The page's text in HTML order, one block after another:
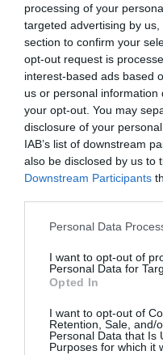
processing of your
targeted advertising by
section to confirm your
opt-out request is
interest-based ads based
us or personal
your opt-out. You may
disclosure of your
IAB’s list of downstream
also be disclosed by us to
Downstream Participants
Personal Data
I want to opt-out of
Personal Data for
Opted In
I want to opt-out of
Retention, Sale, and/
Personal Data that Is
Purposes for which it
αδειάζεις τη
και ελπίδα.
Περνά περνά
14/05 - 13:30
Η μέλισσα
Όσοι περάσουν,
παράκληση. Όσοι
φροντιστήριο.
Ανωνύμου του
Practical
μεσαίωνα, όχι για
αναγέννηση-σε